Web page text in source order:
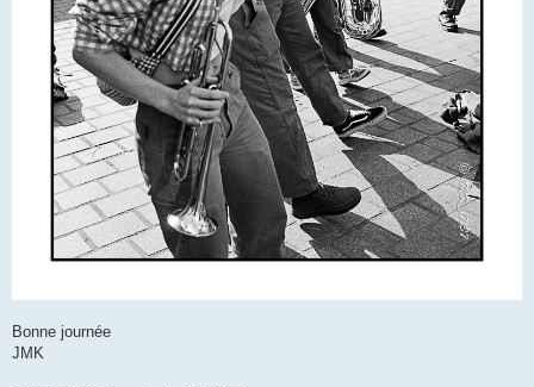
Bonne journée
JMK